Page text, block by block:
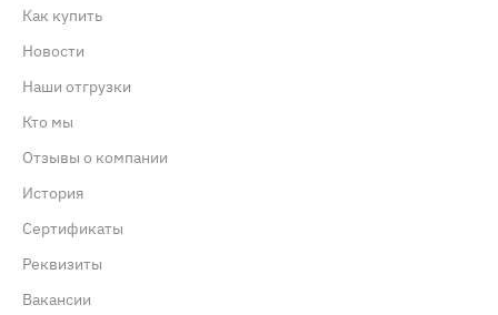
Как купить
Новости
Наши отгрузки
Кто мы
Отзывы о компании
История
Сертификаты
Реквизиты
Вакансии